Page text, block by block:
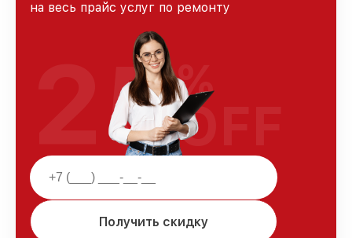
на весь прайс услуг по ремонту
Получить скидку
25%
OFF